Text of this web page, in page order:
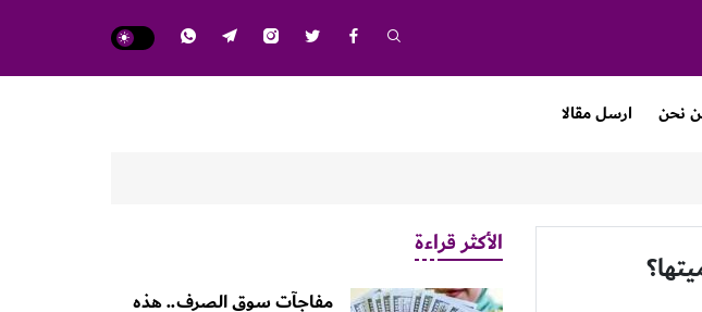
نحن ارسل مقالا
الأكثر قراءة
مفاجآت سوق الصرف.. هذه